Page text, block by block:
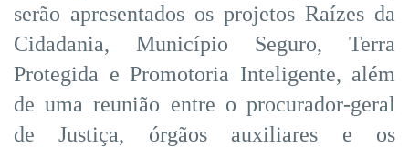
serão apresentados os projetos Raízes da
Cidadania, Município Seguro, Terra
Protegida e Promotoria Inteligente, além
de uma reunião entre o procurador-geral
de Justiça, órgãos auxiliares e os